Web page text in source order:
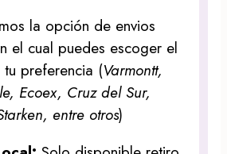
la opción de envios
el cual puedes escoger el
preferencia (Varmontt,
Ecoex, Cruz del Sur,
entre otros)